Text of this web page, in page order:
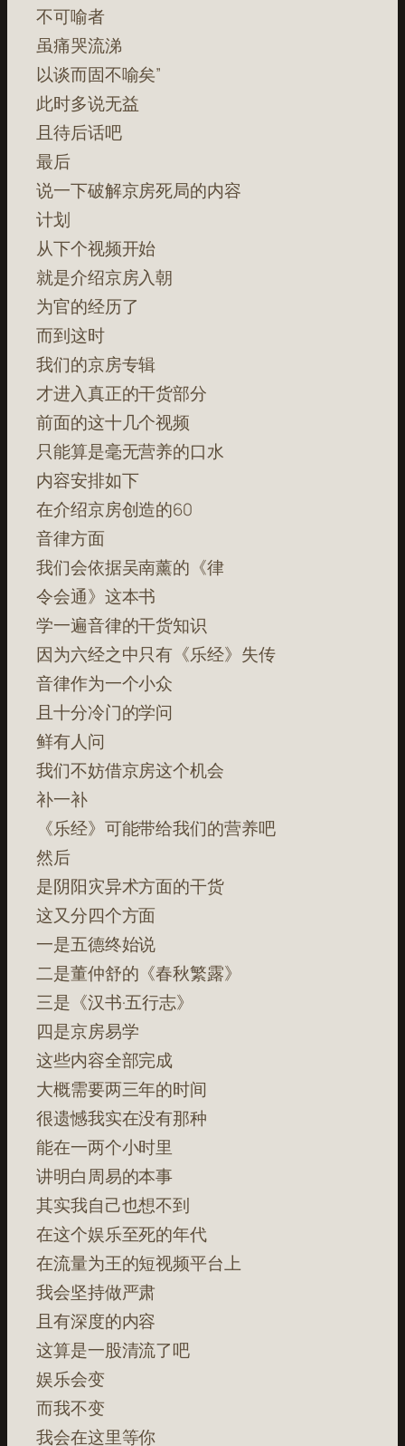
不可喻者
虽痛哭流涕
以谈而固不喻矣”
此时多说无益
且待后话吧
最后
说一下破解京房死局的内容
计划
从下个视频开始
就是介绍京房入朝
为官的经历了
而到这时
我们的京房专辑
才进入真正的干货部分
前面的这十几个视频
只能算是毫无营养的口水
内容安排如下
在介绍京房创造的60
音律方面
我们会依据吴南薰的《律
令会通》这本书
学一遍音律的干货知识
因为六经之中只有《乐经》失传
音律作为一个小众
且十分冷门的学问
鲜有人问
我们不妨借京房这个机会
补一补
《乐经》可能带给我们的营养吧
然后
是阴阳灾异术方面的干货
这又分四个方面
一是五德终始说
二是董仲舒的《春秋繁露》
三是《汉书·五行志》
四是京房易学
这些内容全部完成
大概需要两三年的时间
很遗憾我实在没有那种
能在一两个小时里
讲明白周易的本事
其实我自己也想不到
在这个娱乐至死的年代
在流量为王的短视频平台上
我会坚持做严肃
且有深度的内容
这算是一股清流了吧
娱乐会变
而我不变
我会在这里等你